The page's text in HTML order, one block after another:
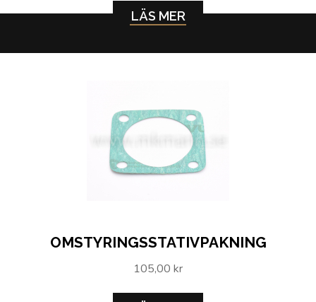
LÄS MER
OMSTYRINGSSTATIVPAKNING
105,00 kr